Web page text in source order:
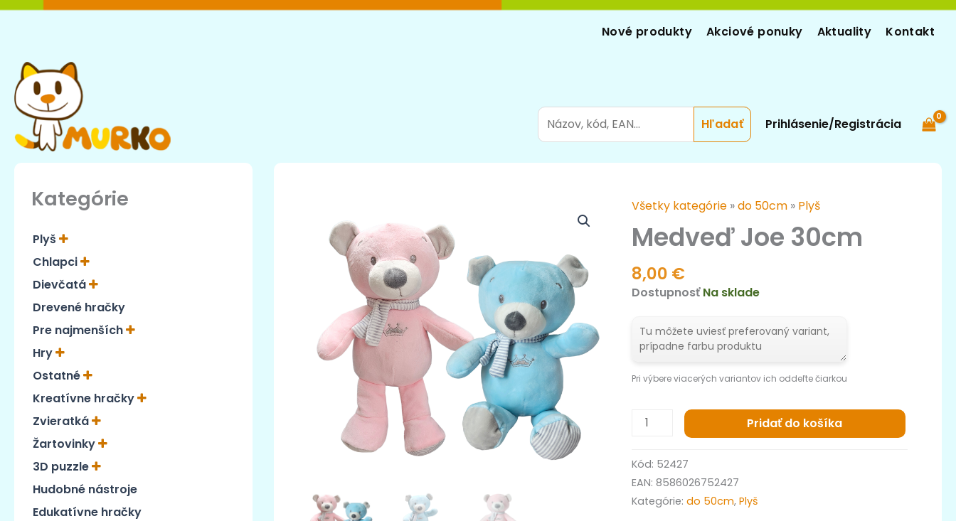
Preskočiť
Nové produkty Akciové ponuky Aktuality Kontakt
Search
for: Prihlásenie/Registrácia
Kategórie
Plyš
Chlapci
Dievčatá
Drevené hračky
Pre najmenších
Hry
Ostatné
Kreatívne hračky
Zvieratká
Žartovinky
3D puzzle
Hudobné nástroje
Edukatívne hračky
Všetky kategórie »do 50cm » Plyš
Medveď Joe 30cm
8,00 €
Dostupnosť Na sklade
Pri výbere viacerých variantov ich oddeľte čiarkou
množstvo
Joe
Pridať do košíka
Kód: 52427
EAN:8586026752427
Kategórie:do 50cm,Plyš